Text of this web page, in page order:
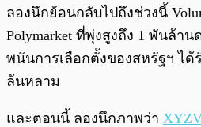
ลองนึกย้อนกลับไปถึงช่วงนี้
Polymarket ที่พุ่งสูงถึง 1 พันล้า
พนันการเลือกตั้งของสหรัฐฯ ไ
ล้นหลาม
และตอนนี้ ลองนึกภาพว่า